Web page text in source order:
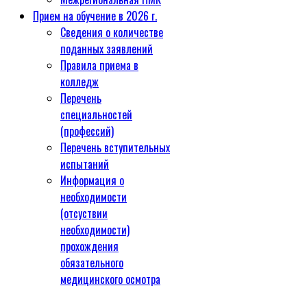
Прием на обучение в 2026 г.
Сведения о количестве
поданных заявлений
Правила приема в
колледж
Перечень
специальностей
(профессий)
Перечень вступительных
испытаний
Информация о
необходимости
(отсуствии
необходимости)
прохождения
обязательного
медицинского осмотра